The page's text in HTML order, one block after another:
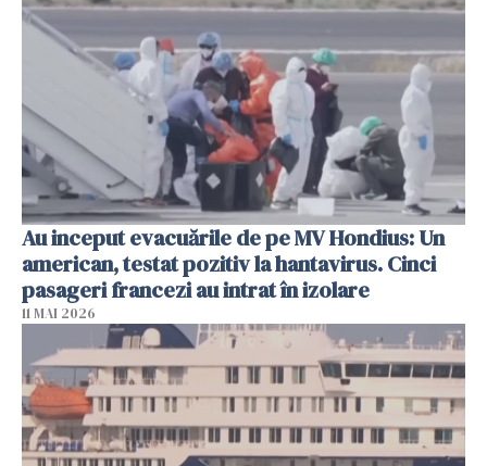
Au inceput evacuările de pe MV Hondius: Un
american, testat pozitiv la hantavirus. Cinci
pasageri francezi au intrat în izolare
11 MAI 2026